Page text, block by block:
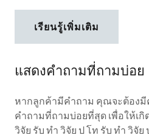
เรียนรู้เพิ่มเติม
แสดงคำถามที่ถามบ่อย
หากลูกค้ามีคำถาม คุณจะต้องมี
คำถามที่ถามบ่อยที่สุด เพื่อให้เ
วิจัย รับ ทำ วิจัย ป โท รับ ทำ วิจั